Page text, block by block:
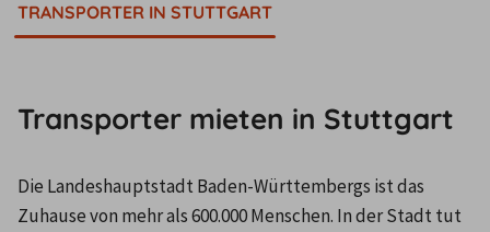
TRANSPORTER IN STUTTGART
Transporter mieten in Stuttgart
Die Landeshauptstadt Baden-Württembergs ist das
Zuhause von mehr als 600.000 Menschen. In der Stadt tut